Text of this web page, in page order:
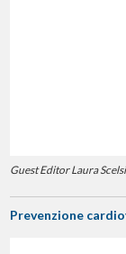
Guest Editor Laura Scelsi
Prevenzione